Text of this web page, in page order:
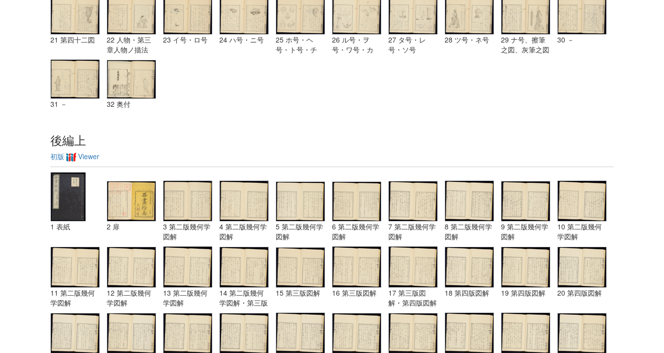
21 第四十二図
22 人物・第三
章人物ノ描法
23 イ号・ロ号 24 ハ号・ニ号
25 ホ号・ヘ
号・ト号・チ
26 ル号・ヲ
号・ワ号・カ
27 タ号・レ
号・ソ号
28 ツ号・ネ号
29 ナ号、擦筆
之図、灰筆之図
30 －
31 － 32 奥付
後編上
初版 Viewer
1 表紙 2 扉
3 第二版幾何学
図解
4 第二版幾何学
図解
5 第二版幾何学
図解
6 第二版幾何学
図解
7 第二版幾何学
図解
8 第二版幾何学
図解
9 第二版幾何学
図解
10 第二版幾何
学図解
11 第二版幾何
学図解
12 第二版幾何
学図解
13 第二版幾何
学図解
14 第二版幾何
学図解・第三版
図解
15 第三版図解 16 第三版図解
17 第三版図
解・第四版図解
18 第四版図解 19 第四版図解 20 第四版図解